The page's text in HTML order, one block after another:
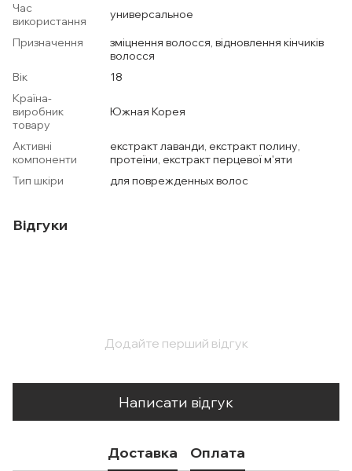
Час
використання
универсальное
Призначення
зміцнення волосся, відновлення кінчиків
волосся
Вік
18
Країна-
виробник
товару
Южная Корея
Активні
компоненти
екстракт лаванди, екстракт полину,
протеїни, екстракт перцевої м'яти
Тип шкіри
для поврежденных волос
Відгуки
Додайте перший відгук
Написати відгук
Доставка Оплата